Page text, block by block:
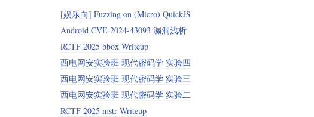
[娱乐向] Fuzzing on (Micro) QuickJS
Android CVE 2024‑43093 漏洞浅析
RCTF 2025 bbox Writeup
西电网安实验班 现代密码学 实验四
西电网安实验班 现代密码学 实验三
西电网安实验班 现代密码学 实验二
RCTF 2025 mstr Writeup